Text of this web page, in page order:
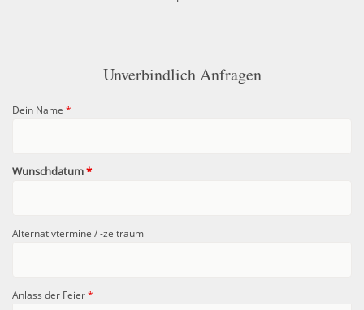
Unverbindlich Anfragen
Dein Name *
Wunschdatum*
Alternativtermine / -zeitraum
Anlass der Feier*